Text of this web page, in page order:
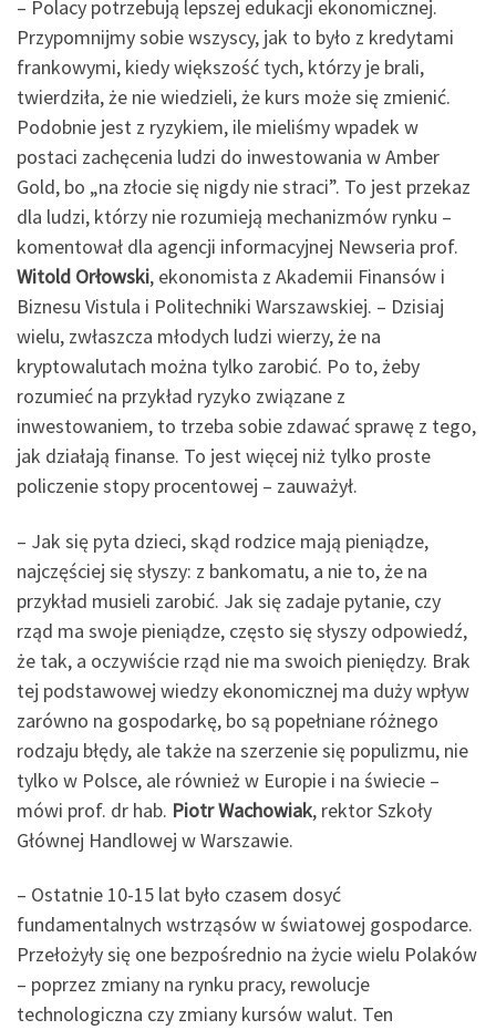
– Polacy potrzebują lepszej edukacji ekonomicznej.
Przypomnijmy sobie wszyscy, jak to było z kredytami
frankowymi, kiedy większość tych, którzy je brali,
twierdziła, że nie wiedzieli, że kurs może się zmienić.
Podobnie jest z ryzykiem, ile mieliśmy wpadek w
postaci zachęcenia ludzi do inwestowania w Amber
Gold, bo „na złocie się nigdy nie straci”. To jest przekaz
dla ludzi, którzy nie rozumieją mechanizmów rynku –
komentował dla agencji informacyjnej Newseria prof.
Witold Orłowski, ekonomista z Akademii Finansów i
Biznesu Vistula i Politechniki Warszawskiej. – Dzisiaj
wielu, zwłaszcza młodych ludzi wierzy, że na
kryptowalutach można tylko zarobić. Po to, żeby
rozumieć na przykład ryzyko związane z
inwestowaniem, to trzeba sobie zdawać sprawę z tego,
jak działają finanse. To jest więcej niż tylko proste
policzenie stopy procentowej – zauważył.
– Jak się pyta dzieci, skąd rodzice mają pieniądze,
najczęściej się słyszy: z bankomatu, a nie to, że na
przykład musieli zarobić. Jak się zadaje pytanie, czy
rząd ma swoje pieniądze, często się słyszy odpowiedź,
że tak, a oczywiście rząd nie ma swoich pieniędzy. Brak
tej podstawowej wiedzy ekonomicznej ma duży wpływ
zarówno na gospodarkę, bo są popełniane różnego
rodzaju błędy, ale także na szerzenie się populizmu, nie
tylko w Polsce, ale również w Europie i na świecie –
mówi prof. dr hab. Piotr Wachowiak, rektor Szkoły
Głównej Handlowej w Warszawie.
– Ostatnie 10-15 lat było czasem dosyć
fundamentalnych wstrząsów w światowej gospodarce.
Przełożyły się one bezpośrednio na życie wielu Polaków
– poprzez zmiany na rynku pracy, rewolucje
technologiczna czy zmiany kursów walut. Ten